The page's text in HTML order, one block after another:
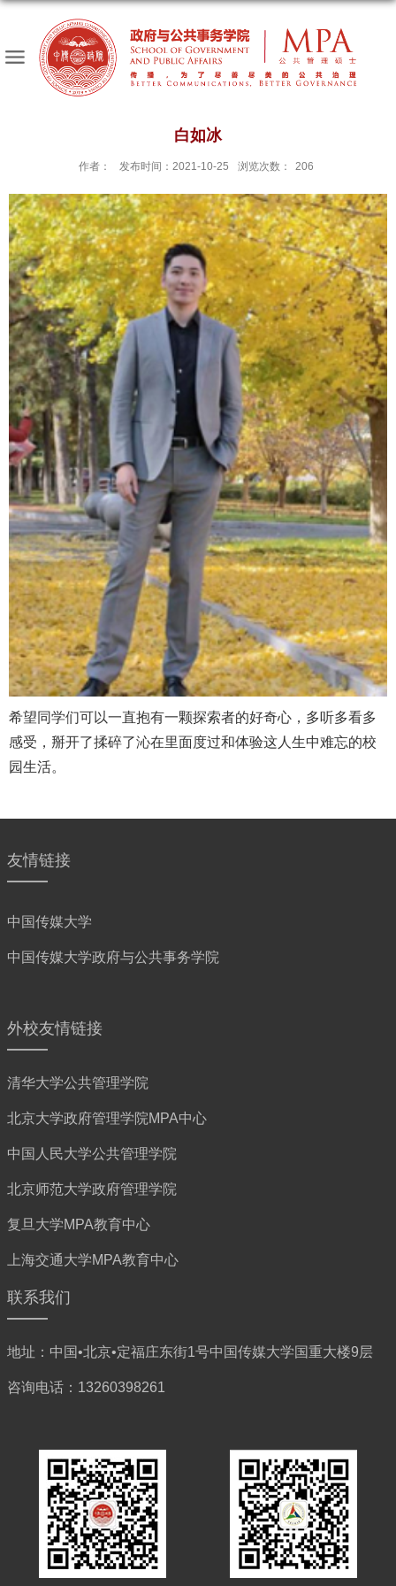
白如冰
作者： 发布时间：2021-10-25 浏览次数： 206
希望同学们可以一直抱有一颗探索者的好奇心，多听多看多
感受，掰开了揉碎了沁在里面度过和体验这人生中难忘的校
园生活。
友情链接
中国传媒大学
中国传媒大学政府与公共事务学院
外校友情链接
清华大学公共管理学院
北京大学政府管理学院MPA中心
中国人民大学公共管理学院
北京师范大学政府管理学院
复旦大学MPA教育中心
上海交通大学MPA教育中心
联系我们
地址：中国•北京•定福庄东街1号中国传媒大学国重大楼9层
咨询电话：13260398261